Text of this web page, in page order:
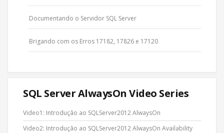
Documentando o Servidor SQL Server
Brigando com os Erros 17182, 17826 e 17120
SQL Server AlwaysOn Video Series
Video1: Introdução ao SQLServer2012 AlwaysOn
Video2: Introdução ao SQLServer2012 AlwaysOn Availability